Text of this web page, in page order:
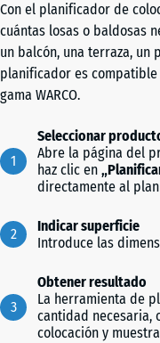
Con el planificador de
cuántas losas o baldosas
un balcón, una terraza,
planificador es
gama WARCO.
Seleccionar
Abre la página del
haz clic en
directamente al
Indicar superficie
Introduce las
Obtener resultado
La herramienta de
cantidad necesaria,
colocación y